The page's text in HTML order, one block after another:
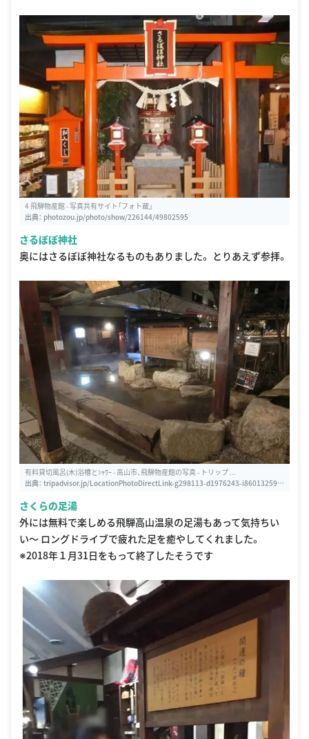
4 飛騨物産館 - 写真共有サイト「フォト蔵」
出典： photozou.jp/photo/show/226144/49802595
さるぼぼ神社
奥にはさるぼぼ神社なるものもありました。 とりあえず参拝。
有料貸切風呂(木)浴槽とｼｬﾜｰ - 高山市、飛騨物産館の写真 - トリップ ...
出典： tripadvisor.jp/LocationPhotoDirectLink-g298113-d1976243-i86013259-
さくらの足湯
外には無料で楽しめる飛騨高山温泉の足湯もあって気持ちい
い〜 ロングドライブで疲れた足を癒やしてくれました。
※2018年１月31日をもって終了したそうです